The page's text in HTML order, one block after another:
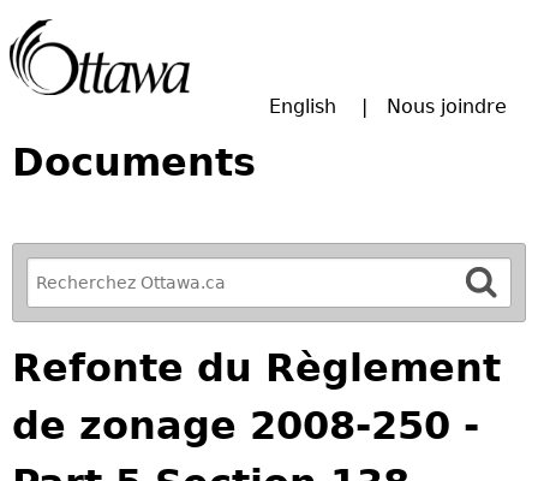
English Nous joindre
Documents
R
e
f
i
n
e
y
o
Refonte du Règlement
de zonage 2008-250 -